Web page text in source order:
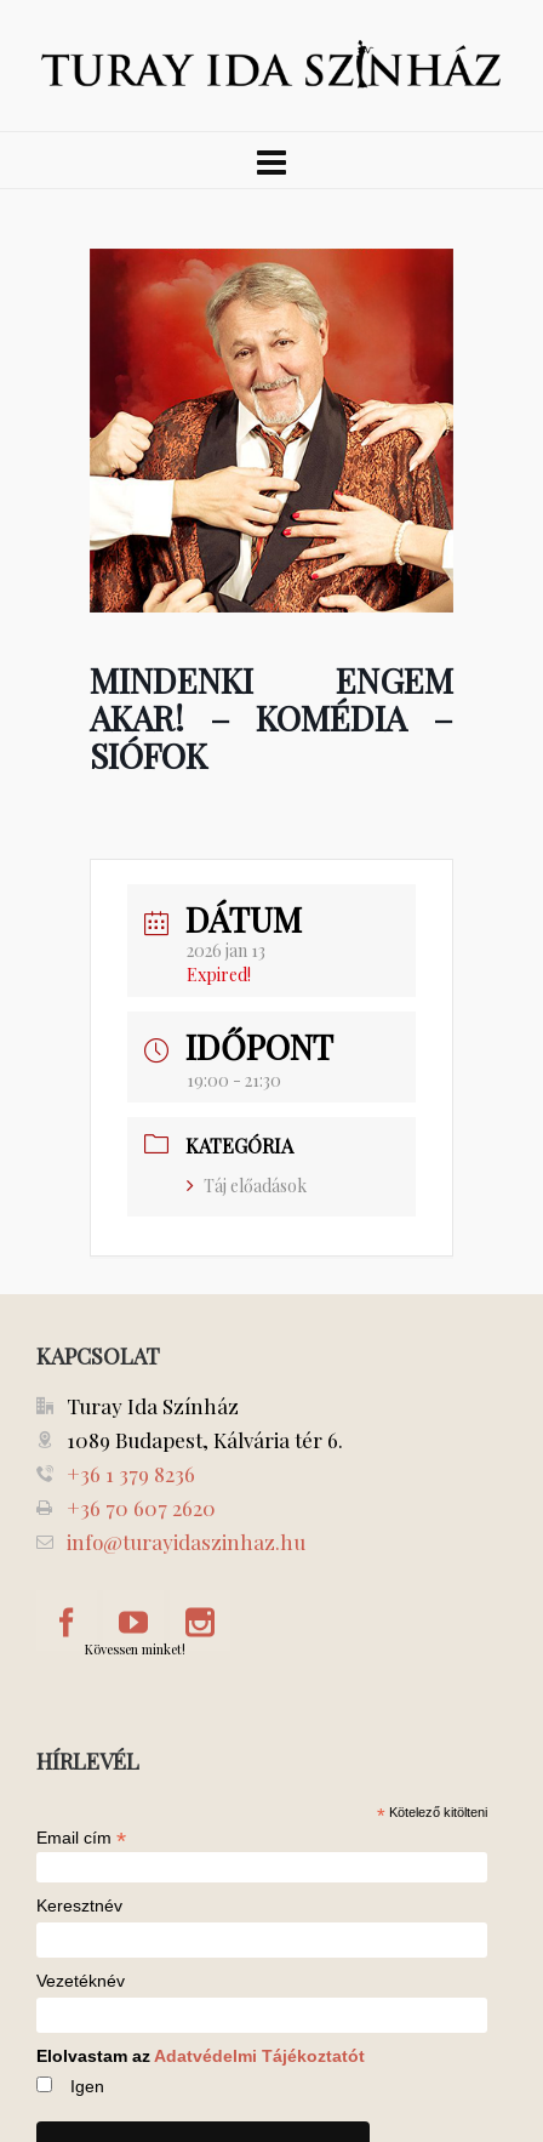
MINDENKI ENGEM
AKAR! – KOMÉDIA –
SIÓFOK
DÁTUM
2026 jan 13
Expired!
IDŐPONT
19:00 - 21:30
KATEGÓRIA
Táj előadások
KAPCSOLAT
Turay Ida Színház
1089 Budapest, Kálvária tér 6.
+36 1 379 8236
+36 70 607 2620
info@turayidaszinhaz.hu
Kövessen minket!
HÍRLEVÉL
* Kötelező kitölteni
Email cím *
Keresztnév
Vezetéknév
Elolvastam az Adatvédelmi Tájékoztatót
Igen